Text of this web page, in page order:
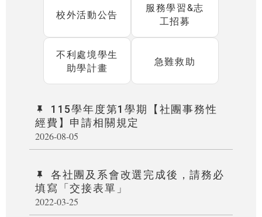
校外活動公告
服務學習&志
工招募
不利處境學生
助學計畫
急難救助
115學年度第1學期【社團事務性
經費】申請相關規定
2026-08-05
各社團及系會改選完成後，請務必
填寫「交接表單」
2022-03-25